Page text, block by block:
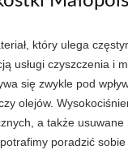
który ulega
usługi czyszczenia i
się zwykle pod
olejów.
a także
potrafimy poradzić